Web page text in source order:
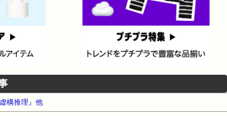
構推理』他